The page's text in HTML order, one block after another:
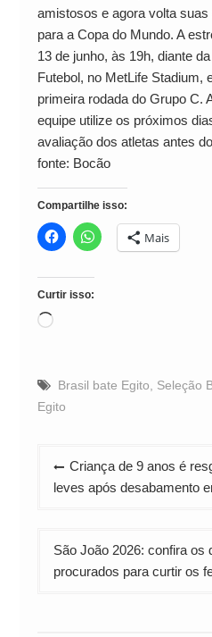
amistosos e agora volta
para a Copa do Mundo. A
13 de junho, às 19h, diante
Futebol, no MetLife Stadium,
primeira rodada do Grupo C.
equipe utilize os próximos
avaliação dos atletas antes
fonte: Bocão
Compartilhe isso:
Mais
Curtir isso:
Carregando...
Brasil bate Egito Seleção
Egito
Navegação
de
Criança de 9 anos é
leves após desabamento
São João 2026: confira os
procurados para curtir os